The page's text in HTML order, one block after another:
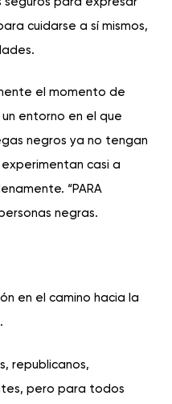
cuidarse a sí mismos,
el momento de
entorno en el que
negros ya no tengan
casi a
“PARA
negras.
en el camino hacia la
republicanos,
pero para todos